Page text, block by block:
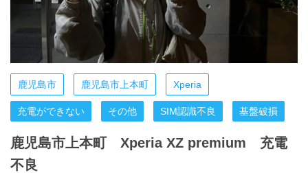
鹿児島市 鹿児島市上本町 Xperia
充電ができない その他 SIM認識不良 基盤破損
鹿児島市上本町 Xperia XZ premium 充電
不良